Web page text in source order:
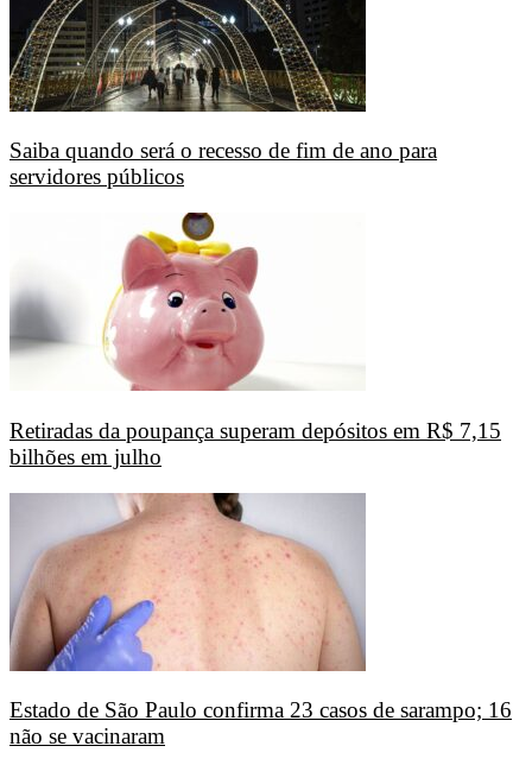
Saiba quando será o recesso de fim de ano para
servidores públicos
Retiradas da poupança superam depósitos em R$ 7,15
bilhões em julho
Estado de São Paulo confirma 23 casos de sarampo; 16
não se vacinaram